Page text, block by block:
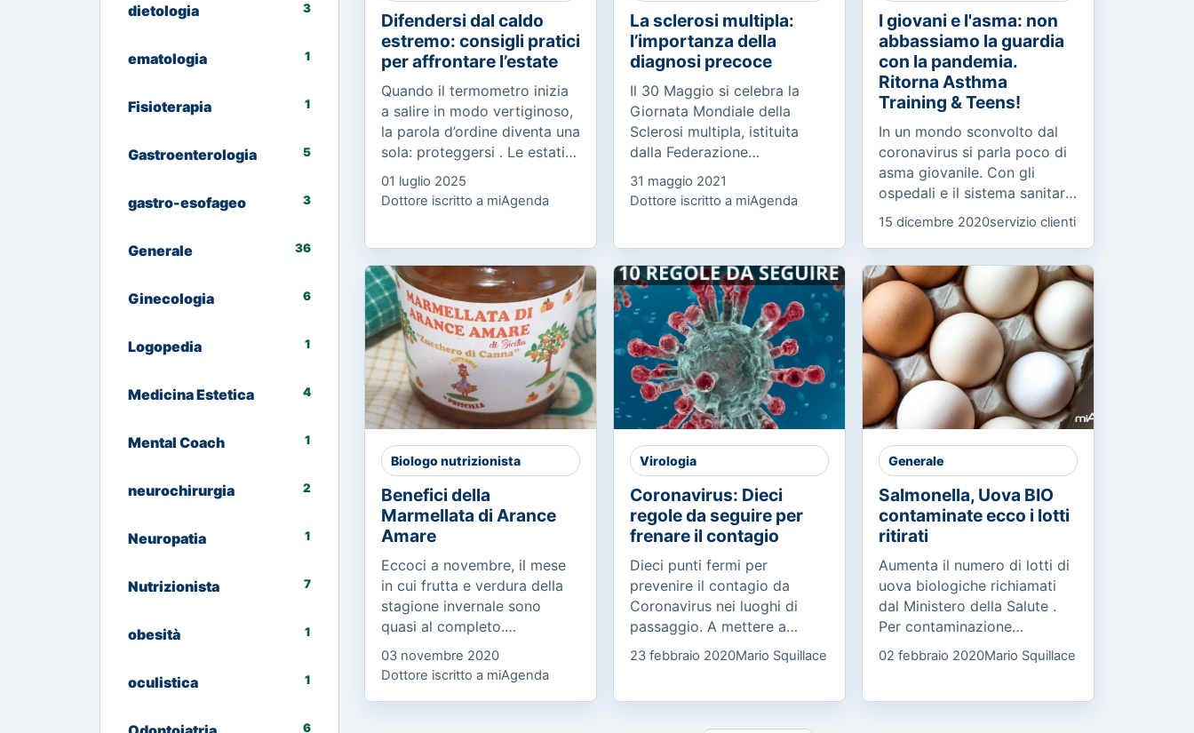
dietologia 3
ematologia 1
Fisioterapia 1
Gastroenterologia 5
gastro-esofageo 3
Generale 36
Ginecologia 6
Logopedia 1
Medicina Estetica 4
Mental Coach 1
neurochirurgia 2
Neuropatia 1
Nutrizionista 7
obesità 1
oculistica 1
6
Difendersi dal caldo
estremo: consigli pratici
per affrontare l’estate
Quando il termometro inizia
a salire in modo vertiginoso,
la parola d’ordine diventa una
sola: proteggersi . Le estati
di oggi non sono più quelle
di una volta. Le ondate di
01 luglio 2025
Dottore iscritto a miAgenda
La sclerosi multipla:
l’importanza della
diagnosi precoce
Il 30 Maggio si celebra la
Giornata Mondiale della
Sclerosi multipla, istituita
dalla Federazione
Internazionale SM, in 70
Paesi e promossa in Italia
dall’AISM (Associazione
31 maggio 2021
Dottore iscritto a miAgenda
I giovani e l'asma: non
abbassiamo la guardia
con la pandemia.
Ritorna Asthma
Training & Teens!
In un mondo sconvolto dal
coronavirus si parla poco di
asma giovanile. Con gli
ospedali e il sistema sanitario
concentrati sulla pandemia,
guardia e alzare il...
15 dicembre 2020servizio clienti
Biologo nutrizionista
Benefici della
Marmellata di Arance
Amare
Eccoci a novembre, il mese
in cui frutta e verdura della
stagione invernale sono
quasi al completo.
Conoscete l’arancia amara
Essa proviene dall’albero
Citrus x Aurantium o
03 novembre 2020
Dottore iscritto a miAgenda
Virologia
Coronavirus: Dieci
regole da seguire per
frenare il contagio
Dieci punti fermi per
prevenire il contagio da
Coronavirus nei luoghi di
passaggio. A mettere a
punto il manifesto, che ha
raccolto l’adesione degli
23 febbraio 2020Mario Squillace
Generale
Salmonella, Uova BIO
contaminate ecco i lotti
ritirati
Aumenta il numero di lotti di
uova biologiche richiamati
dal Ministero della Salute .
Per contaminazione
microbiologica da salmonella
enteritidis sono stati ritirati a
02 febbraio 2020Mario Squillace